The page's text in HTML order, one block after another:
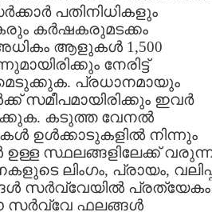
പതിനിധികളും
കര്‍ഷകരുമടക്കം
ആളുകള്‍ 1,500
നേരിട്ട്
പ്രധാനമായും
ഇവര്‍
കടുത്ത വേനല്‍
ഉള്‍ക്കാടുകളില്‍ നിന്നും
സ്ഥലങ്ങളിലേക്ക്
ലിംഗം, പ്രായം,
സര്‍വ്വേയില്‍ പ്രത്യേകം
സര്‍വ്വേ ഫലങ്ങള്‍